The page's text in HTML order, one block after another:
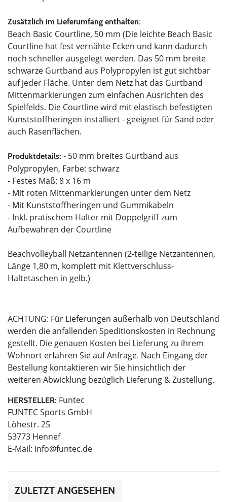
Zusätzlich im Lieferumfang enthalten:
Beach Basic Courtline, 50 mm (Die leichte Beach Basic
Courtline hat fest vernähte Ecken und kann dadurch
noch schneller ausgelegt werden. Das 50 mm breite
schwarze Gurtband aus Polypropylen ist gut sichtbar
auf jeder Fläche. Unter dem Netz hat das Gurtband
Mittenmarkierungen zum einfachen Ausrichten des
Spielfelds. Die Courtline wird mit elastisch befestigten
Kunststoffheringen installiert - geeignet für Sand oder
auch Rasenflächen.
Produktdetails: - 50 mm breites Gurtband aus
Polypropylen, Farbe: schwarz
- Festes Maß: 8 x 16 m
- Mit roten Mittenmarkierungen unter dem Netz
- Mit Kunststoffheringen und Gummikabeln
- Inkl. pratischem Halter mit Doppelgriff zum
Aufbewahren der Courtline
Beachvolleyball Netzantennen (2-teilige Netzantennen,
Länge 1,80 m, komplett mit Klettverschluss-
Haltetaschen in gelb.)
ACHTUNG: Für Lieferungen außerhalb von Deutschland
werden die anfallenden Speditionskosten in Rechnung
gestellt. Die genauen Kosten bei Lieferung zu ihrem
Wohnort erfahren Sie auf Anfrage. Nach Eingang der
Bestellung kontaktieren wir Sie hinsichtlich der
weiteren Abwicklung bezüglich Lieferung & Zustellung.
HERSTELLER: Funtec
FUNTEC Sports GmbH
Löhestr. 25
53773 Hennef
E-Mail: info@funtec.de
ZULETZT ANGESEHEN